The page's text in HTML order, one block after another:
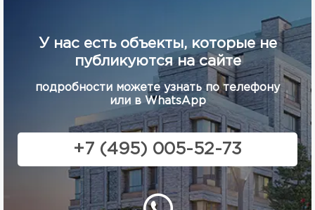
У нас есть объекты, которые не
публикуются на сайте
подробности можете узнать по телефону
или в WhatsApp
+7 (495) 005-52-73